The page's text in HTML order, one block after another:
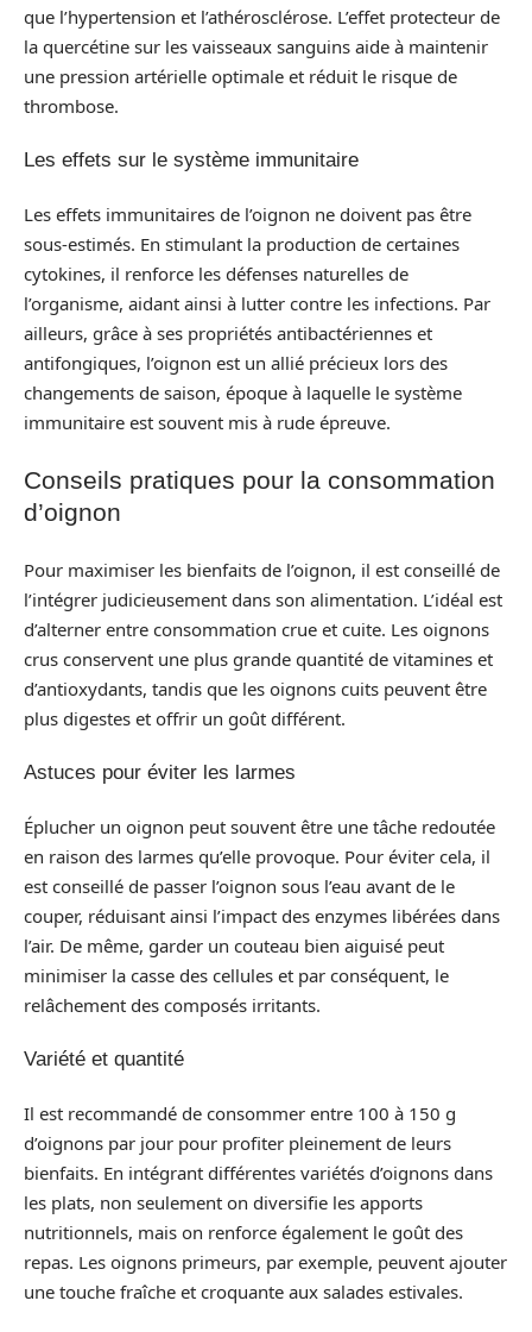
que l’hypertension et l’athérosclérose. L’effet protecteur de
la quercétine sur les vaisseaux sanguins aide à maintenir
une pression artérielle optimale et réduit le risque de
thrombose.
Les effets sur le système immunitaire
Les effets immunitaires de l’oignon ne doivent pas être
sous-estimés. En stimulant la production de certaines
cytokines, il renforce les défenses naturelles de
l’organisme, aidant ainsi à lutter contre les infections. Par
ailleurs, grâce à ses propriétés antibactériennes et
antifongiques, l’oignon est un allié précieux lors des
changements de saison, époque à laquelle le système
immunitaire est souvent mis à rude épreuve.
Conseils pratiques pour la consommation
d’oignon
Pour maximiser les bienfaits de l’oignon, il est conseillé de
l’intégrer judicieusement dans son alimentation. L’idéal est
d’alterner entre consommation crue et cuite. Les oignons
crus conservent une plus grande quantité de vitamines et
d’antioxydants, tandis que les oignons cuits peuvent être
plus digestes et offrir un goût différent.
Astuces pour éviter les larmes
Éplucher un oignon peut souvent être une tâche redoutée
en raison des larmes qu’elle provoque. Pour éviter cela, il
est conseillé de passer l’oignon sous l’eau avant de le
couper, réduisant ainsi l’impact des enzymes libérées dans
l’air. De même, garder un couteau bien aiguisé peut
minimiser la casse des cellules et par conséquent, le
relâchement des composés irritants.
Variété et quantité
Il est recommandé de consommer entre 100 à 150 g
d’oignons par jour pour profiter pleinement de leurs
bienfaits. En intégrant différentes variétés d’oignons dans
les plats, non seulement on diversifie les apports
nutritionnels, mais on renforce également le goût des
repas. Les oignons primeurs, par exemple, peuvent ajouter
une touche fraîche et croquante aux salades estivales.